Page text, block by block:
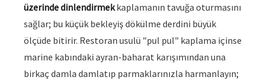
üzerinde dinlendirmekkaplamanın tavuğa oturmasını
sağlar; bu küçük bekleyiş dökülme derdini büyük
ölçüde bitirir. Restoran usulü "pul pul" kaplama içinse
marine kabındaki ayran-baharat karışımından una
birkaç damla damlatıp parmaklarınızla harmanlayın;